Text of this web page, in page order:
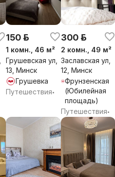
150 р.
1 комн., 46 м²
Грушевская ул,
13, Минск
Грушевка
Путешествия•
300 р.
2 комн., 49 м²
Заславская ул,
12, Минск
Фрунзенская
(Юбилейная
площадь)
Путешествия•